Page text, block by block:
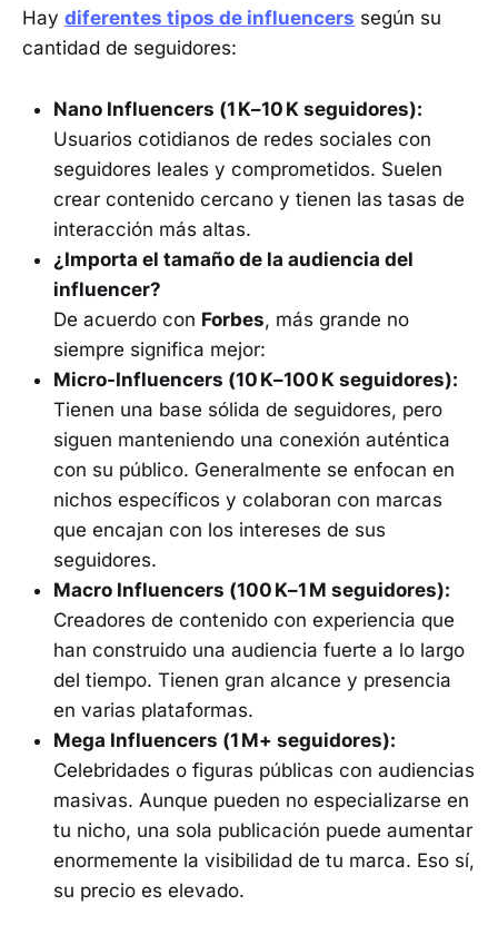
Hay diferentes tipos de influencers según su
cantidad de seguidores:
Nano Influencers (1 K–10 K seguidores):
Usuarios cotidianos de redes sociales con
seguidores leales y comprometidos. Suelen
crear contenido cercano y tienen las tasas de
interacción más altas.
¿Importa el tamaño de la audiencia del
influencer?
De acuerdo con Forbes, más grande no
siempre significa mejor:
Micro-Influencers (10 K–100 K seguidores):
Tienen una base sólida de seguidores, pero
siguen manteniendo una conexión auténtica
con su público. Generalmente se enfocan en
nichos específicos y colaboran con marcas
que encajan con los intereses de sus
seguidores.
Macro Influencers (100 K–1 M seguidores):
Creadores de contenido con experiencia que
han construido una audiencia fuerte a lo largo
del tiempo. Tienen gran alcance y presencia
en varias plataformas.
Mega Influencers (1 M+ seguidores):
Celebridades o figuras públicas con audiencias
masivas. Aunque pueden no especializarse en
tu nicho, una sola publicación puede aumentar
enormemente la visibilidad de tu marca. Eso sí,
su precio es elevado.